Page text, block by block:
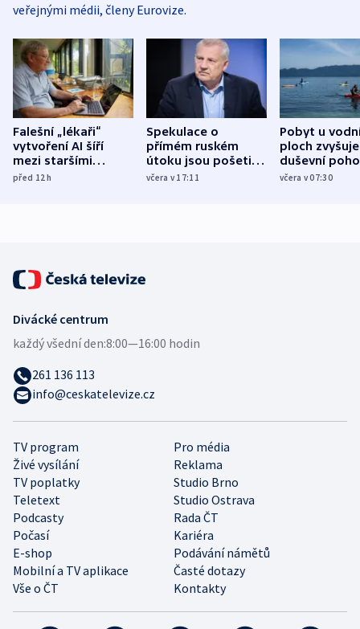
veřejnými médii, členy Eurovize.
Falešní „lékaři“
vytvoření AI šíří
mezi staršími
Poláky nebezpečné
před 12h
Spekulace o
přímém ruském
útoku jsou pošetilé,
míní estonský
včera v 17:11
Pobyt u
ploch zvyšuje
duševní
ukázala
včera v 07:30
TV program
Pro média
Živé vysílání
Reklama
TV poplatky
Studio Brno
Teletext
Studio Ostrava
Podcasty
Rada ČT
Počasí
Kariéra
E-shop
Podávání námětů
Mobilní a TV aplikace
Časté dotazy
Vše o ČT
Kontakty
Divácké centrum
každý všední den:8:00—16:00 hodin
261 136 113
info@ceskatelevize.cz